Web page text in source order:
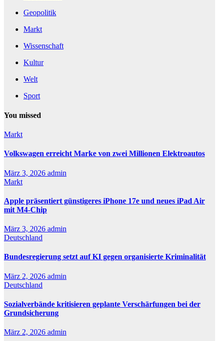
Geopolitik
Markt
Wissenschaft
Kultur
Welt
Sport
You missed
Markt
Volkswagen erreicht Marke von zwei Millionen Elektroautos
März 3, 2026 admin
Markt
Apple präsentiert günstigeres iPhone 17e und neues iPad Air
mit M4-Chip
März 3, 2026 admin
Deutschland
Bundesregierung setzt auf KI gegen organisierte Kriminalität
März 2, 2026 admin
Deutschland
Sozialverbände kritisieren geplante Verschärfungen bei der
Grundsicherung
März 2, 2026 admin